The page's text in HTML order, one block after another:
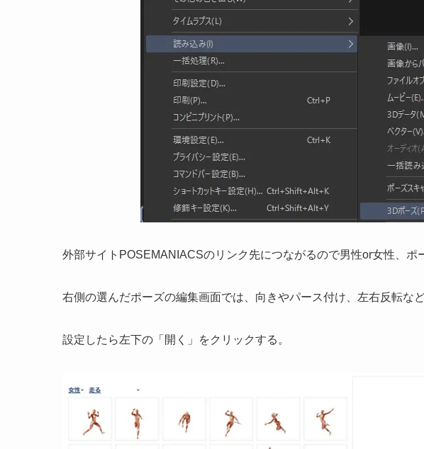
外部サイトPOSEMANIACSのリンク先につながるので男性or女性、ポ
右側の選んだポーズの編集画面では、向きやパース付け、左右反転な
設定したら左下の「開く」をクリックする。